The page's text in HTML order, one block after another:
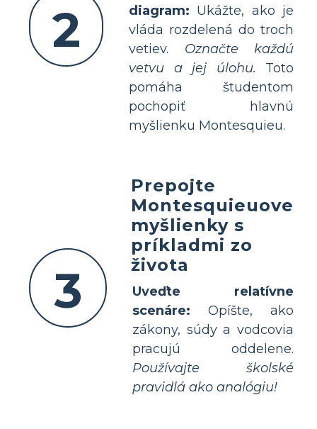
2
diagram: Ukážte, ako je
vláda rozdelená do troch
vetiev. Označte každú
vetvu a jej úlohu. Toto
pomáha študentom
pochopiť hlavnú
myšlienku Montesquieu.
3
Prepojte
Montesquieuove
myšlienky s
príkladmi zo
života
Uveďte relatívne
scenáre: Opíšte, ako
zákony, súdy a vodcovia
pracujú oddelene.
Používajte školské
pravidlá ako analógiu!